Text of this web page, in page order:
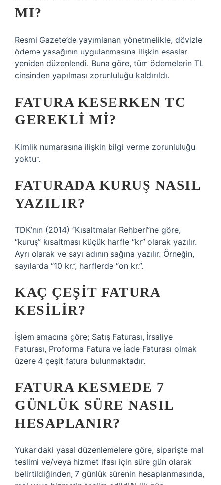
MI?
Resmi Gazete’de yayımlanan yönetmelikle, dövizle
ödeme yasağının uygulanmasına ilişkin esaslar
yeniden düzenlendi. Buna göre, tüm ödemelerin TL
cinsinden yapılması zorunluluğu kaldırıldı.
FATURA KESERKEN TC
GEREKLI MI?
Kimlik numarasına ilişkin bilgi verme zorunluluğu
yoktur.
FATURADA KURUŞ NASIL
YAZILIR?
TDK’nın (2014) “Kısaltmalar Rehberi”ne göre,
“kuruş” kısaltması küçük harfle “kr” olarak yazılır.
Ayrı olarak ve sayı adının sağına yazılır. Örneğin,
sayılarda “10 kr.”, harflerde “on kr.”.
KAÇ ÇEŞIT FATURA
KESILIR?
İşlem amacına göre; Satış Faturası, İrsaliye
Faturası, Proforma Fatura ve İade Faturası olmak
üzere 4 çeşit fatura bulunmaktadır.
FATURA KESMEDE 7
GÜNLÜK SÜRE NASIL
HESAPLANIR?
Yukarıdaki yasal düzenlemelere göre, siparişte mal
teslimi ve/veya hizmet ifası için süre gün olarak
belirtildiğinden, 7 günlük sürenin hesaplanmasında,